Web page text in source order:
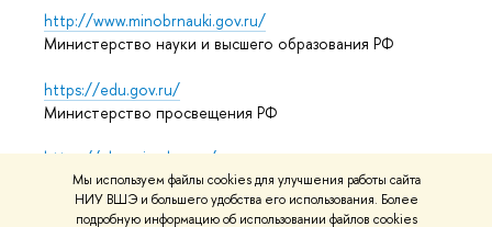
Мы используем файлы cookies для улучшения работы сайта
НИУ ВШЭ и большего удобства его использования. Более
подробную информацию об использовании файлов cookies
http://www.minobrnauki.gov.ru/
Министерство науки и высшего образования РФ
https://edu.gov.ru/
Министерство просвещения РФ
https://elearning.hse.ru/mooc
Массовые открытые онлайн-курсы